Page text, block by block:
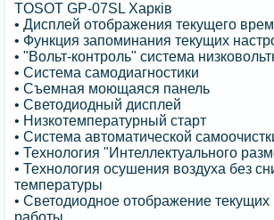
TOSOT GP-07SL Харків
• Дисплей отображения текущего
• Функция запоминания текущих
• "Вольт-контроль" система
• Система самодиагностики
• Съемная моющаяся панель
• Светодиодный дисплей
• Низкотемпературный старт
• Система автоматической
• Технология "Интеллектуального
• Технология осушения воздуха без
температуры
• Светодиодное отображение